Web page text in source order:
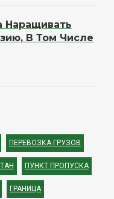
Наращивать
В Том Числе
ПЕРЕВОЗКА ГРУЗОВ
ПУНКТ ПРОПУСКА
ГРАНИЦА